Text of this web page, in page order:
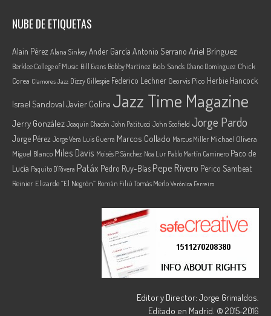
NUBE DE ETIQUETAS
Alain Pérez Alana SinkeyAnder García Antonio Serrano Ariel Brínguez
Berklee College of Music Bill Evans Bobby Martínez Bob Sands Chano Domínguez Chick
Corea Clamores Jazz Dizzy Gillespie Federico Lechner Georvis Pico Herbie Hancock
Israel Sandoval Javier Colina Jazz Time Magazine
Jerry González Joaquin Chacón John Patitucci John Scofield Jorge Pardo
Jorge Pérez Jorge Vera Luis Guerra Marcos Collado Marcus Miller Michael Olivera
Miguel Blanco Miles Davis Moisés P. Sánchez Noa Lur Pablo Martín Caminero Paco de
Lucía Paquito D'Rivera Patáx Pedro Ruy-Blas Pepe Rivero Perico Sambeat
Reinier Elizarde “El Negrón” Román Filiú Tomás Merlo Verónica Ferreiro
Editor y Director: Jorge Grimaldos.
Editado en Madrid. © 2015-2016